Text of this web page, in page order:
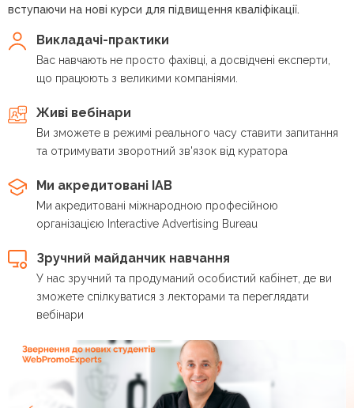
вступаючи на нові курси для підвищення кваліфікації.
Викладачі-практики
Вас навчають не просто фахівці, а досвідчені експерти,
що працюють з великими компаніями.
Живі вебінари
Ви зможете в режимі реального часу ставити запитання
та отримувати зворотний зв'язок від куратора
Ми акредитовані IAB
Ми акредитовані міжнародною професійною
організацією Interactive Advertising Bureau
Зручний майданчик навчання
У нас зручний та продуманий особистий кабінет, де ви
зможете спілкуватися з лекторами та переглядати
вебінари